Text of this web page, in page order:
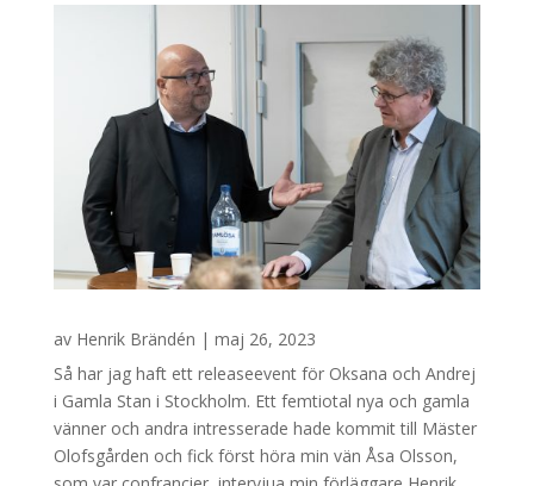
av Henrik Brändén | maj 26, 2023
Så har jag haft ett releaseevent för Oksana och Andrej
i Gamla Stan i Stockholm. Ett femtiotal nya och gamla
vänner och andra intresserade hade kommit till Mäster
Olofsgården och fick först höra min vän Åsa Olsson,